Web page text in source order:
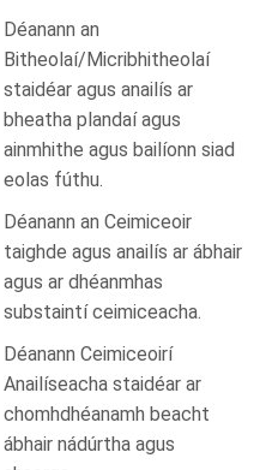
Déanann an
Bitheolaí/Micribhitheolaí
staidéar agus anailís ar
bheatha plandaí agus
ainmhithe agus bailíonn siad
eolas fúthu.
Déanann an Ceimiceoir
taighde agus anailís ar ábhair
agus ar dhéanmhas
substaintí ceimiceacha.
Déanann Ceimiceoirí
Anailíseacha staidéar ar
chomhdhéanamh beacht
ábhair nádúrtha agus